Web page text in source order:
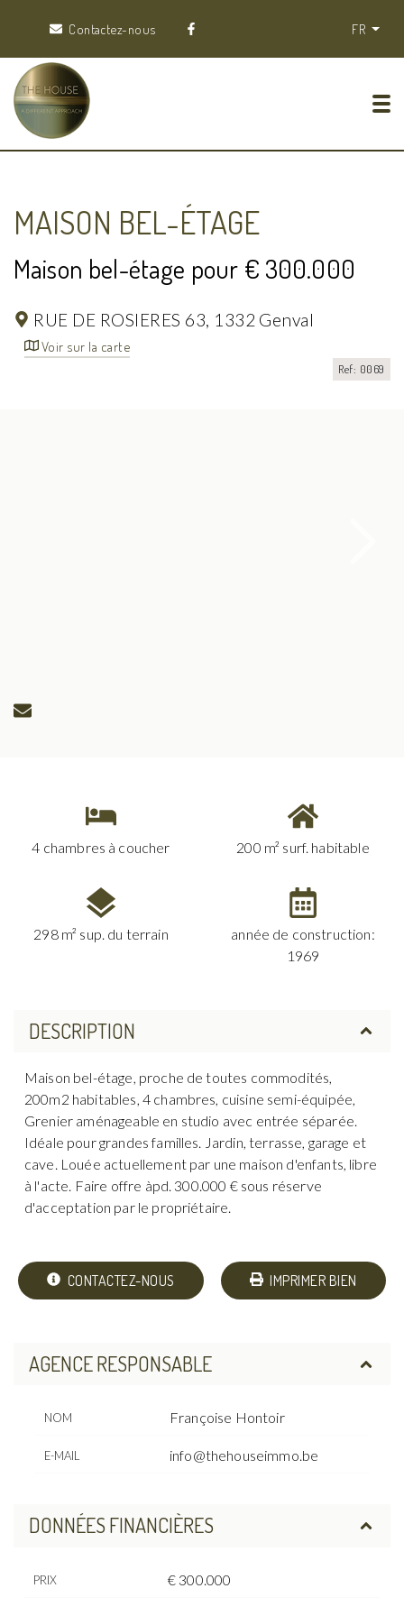
Contactez-nous FR
MAISON BEL-ÉTAGE
Maison bel-étage pour € 300.000
RUE DE ROSIERES 63, 1332 Genval
Voir sur la carte
Ref: 0069
4 chambres à coucher 200 m² surf. habitable
298 m² sup. du terrain
année de construction:
1969
DESCRIPTION
Maison bel-étage, proche de toutes commodités,
200m2 habitables, 4 chambres, cuisine semi-équipée,
Grenier aménageable en studio avec entrée séparée.
Idéale pour grandes familles. Jardin, terrasse, garage et
cave. Louée actuellement par une maison d'enfants, libre
à l'acte. Faire offre àpd. 300.000 € sous réserve
d'acceptation par le propriétaire.
CONTACTEZ-NOUS IMPRIMER BIEN
AGENCE RESPONSABLE
NOM Françoise Hontoir
E-MAIL info@thehouseimmo.be
DONNÉES FINANCIÈRES
PRIX € 300.000